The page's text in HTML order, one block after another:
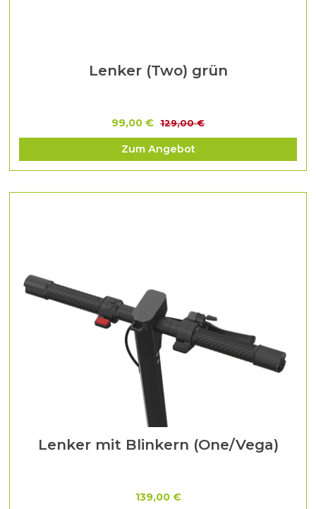
Lenker (Two) grün
99,00 € 129,00 €
Zum Angebot
Lenker mit Blinkern (One/Vega)
139,00 €